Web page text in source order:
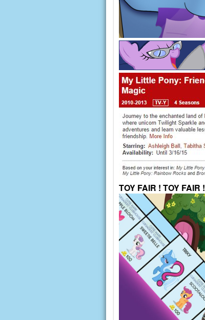
TOY FAIR ! TOY FAIR !